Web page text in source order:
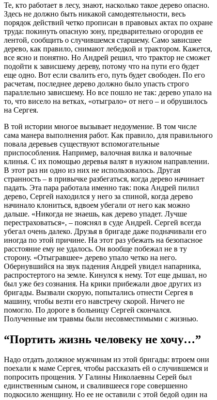
Те, кто работает в лесу, знают, насколько такое дерево опасно.
Здесь не должно быть никакой самодеятельности, весь
порядок действий четко прописан в правовых актах по охране
труда: покинуть опасную зону, предварительно огородив ее
лентой, сообщить о случившемся старшему. Само зависшее
дерево, как правило, снимают лебедкой и трактором. Кажется,
все ясно и понятно. Но Андрей решил, что трактор не сможет
подойти к зависшему дереву, потому что на пути его будет
еще одно. Вот если свалить его, путь будет свободен. По его
расчетам, последнее дерево должно было упасть строго
параллельно зависшему. Но все пошло не так: дерево упало на
то, что висело на ветках, «отыграло» от него – и обрушилось
на Сергея.
В той истории многое вызывает недоумение. В том числе
сама манера выполнения работ. Как правило, для правильного
повала деревьев существуют вспомогательные
приспособления. Например, валочная вилка и валочные
клинья. С их помощью деревья валят в нужном направлении.
В этот раз ни одно из них не использовалось. Другая
странность – в привычке разбегаться, когда дерево начинает
падать. Эта пара работала именно так: пока Андрей пилил
дерево, Сергей находился у него за спиной, когда дерево
начинало клониться, вдвоем убегали от него как можно
дальше. «Никогда не знаешь, как дерево упадет. Лучше
перестраховаться», – пояснял в суде Андрей. Сергей всегда
убегал очень далеко. Друзья в бригаде даже подначивали его
иногда по этой причине. На этот раз убежать на безопасное
расстояние ему не удалось. Он вообще побежал не в ту
сторону. «Отыгравшее» дерево упало четко на него.
Обернувшийся на звук падения Андрей увидел напарника,
распростертого на земле. Кинулся к нему. Тот еще дышал, но
был уже без сознания. На крики прибежали двое других из
бригады. Вызвали скорую, попытались отнести Сергея в
машину, чтобы везти его навстречу скорой. Ничего не
помогло. По дороге в больницу Сергей скончался.
Полученные им травмы были несовместимыми с жизнью.
“Портить жизнь человеку не хочу…”
Надо отдать должное мужчинам из этой бригады: втроем они
поехали к маме Сергея, чтобы рассказать ей о случившемся и
попросить прощения. У Галины Николаевны Серей был
единственным сыном, и свалившееся горе совершенно
подкосило женщину. Но ее не оставили с этой бедой один на